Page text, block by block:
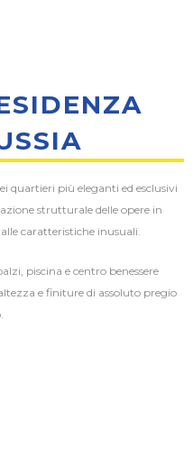
quartieri più eleganti ed esclusivi
strutturale delle opere in
caratteristiche inusuali.
piscina e centro benessere
e finiture di assoluto pregio